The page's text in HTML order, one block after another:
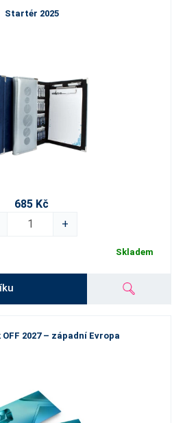
Startér 2025
685 Kč
+
Skladem
OFF 2027 – západní Evropa